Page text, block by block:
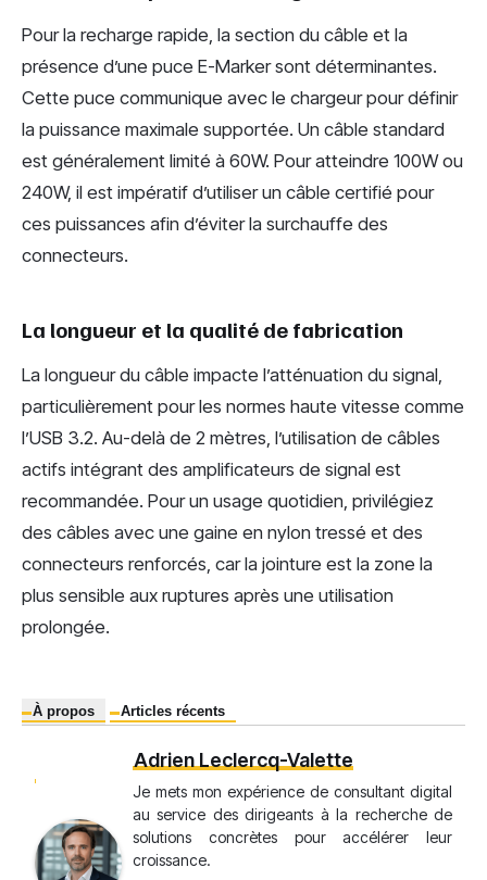
Pour la recharge rapide, la section du câble et la
présence d’une puce E-Marker sont déterminantes.
Cette puce communique avec le chargeur pour définir
la puissance maximale supportée. Un câble standard
est généralement limité à 60W. Pour atteindre 100W ou
240W, il est impératif d’utiliser un câble certifié pour
ces puissances afin d’éviter la surchauffe des
connecteurs.
La longueur et la qualité de fabrication
La longueur du câble impacte l’atténuation du signal,
particulièrement pour les normes haute vitesse comme
l’USB 3.2. Au-delà de 2 mètres, l’utilisation de câbles
actifs intégrant des amplificateurs de signal est
recommandée. Pour un usage quotidien, privilégiez
des câbles avec une gaine en nylon tressé et des
connecteurs renforcés, car la jointure est la zone la
plus sensible aux ruptures après une utilisation
prolongée.
À propos Articles récents
Adrien Leclercq-Valette
Je mets mon expérience de consultant digital
au service des dirigeants à la recherche de
solutions concrètes pour accélérer leur
croissance.